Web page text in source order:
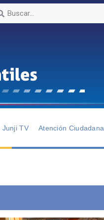
Junji TV Atención Ciudadana